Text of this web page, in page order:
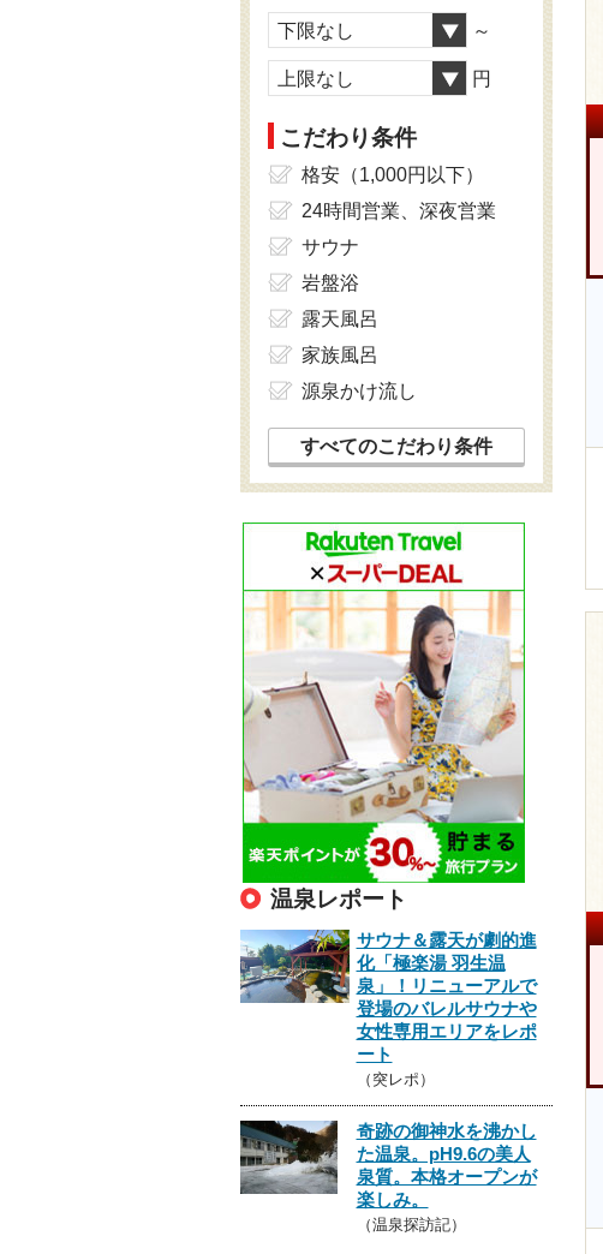
下限なし ～
上限なし 円
こだわり条件
格安（1,000円以下）
24時間営業、深夜営業
サウナ
岩盤浴
露天風呂
家族風呂
源泉かけ流し
すべてのこだわり条件
温泉レポート
サウナ＆露天が劇的進
化「極楽湯 羽生温
泉」！リニューアルで
登場のバレルサウナや
女性専用エリアをレポ
ート
（突レポ）
奇跡の御神水を沸かし
た温泉。pH9.6の美人
泉質。本格オープンが
楽しみ。
（温泉探訪記）